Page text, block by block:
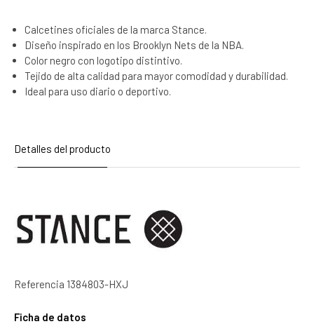
Calcetines oficiales de la marca Stance.
Diseño inspirado en los Brooklyn Nets de la NBA.
Color negro con logotipo distintivo.
Tejido de alta calidad para mayor comodidad y durabilidad.
Ideal para uso diario o deportivo.
Detalles del producto
Referencia 1384803-HXJ
Ficha de datos